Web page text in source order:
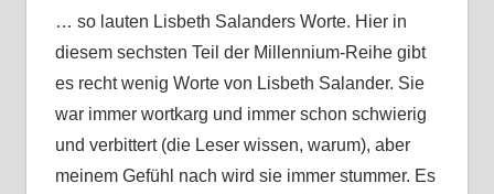
… so lauten Lisbeth Salanders Worte. Hier in
diesem sechsten Teil der Millennium-Reihe gibt
es recht wenig Worte von Lisbeth Salander. Sie
war immer wortkarg und immer schon schwierig
und verbittert (die Leser wissen, warum), aber
meinem Gefühl nach wird sie immer stummer. Es